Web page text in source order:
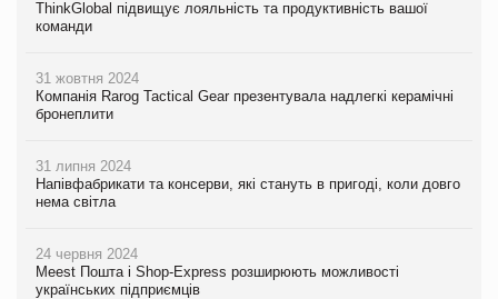
ThinkGlobal підвищує лояльність та продуктивність вашої
команди
31 жовтня 2024
Компанія Rarog Tactical Gear презентувала надлегкі керамічні
бронеплити
31 липня 2024
Напівфабрикати та консерви, які стануть в пригоді, коли довго
нема світла
24 червня 2024
Meest Пошта і Shop-Express розширюють можливості
українських підприємців